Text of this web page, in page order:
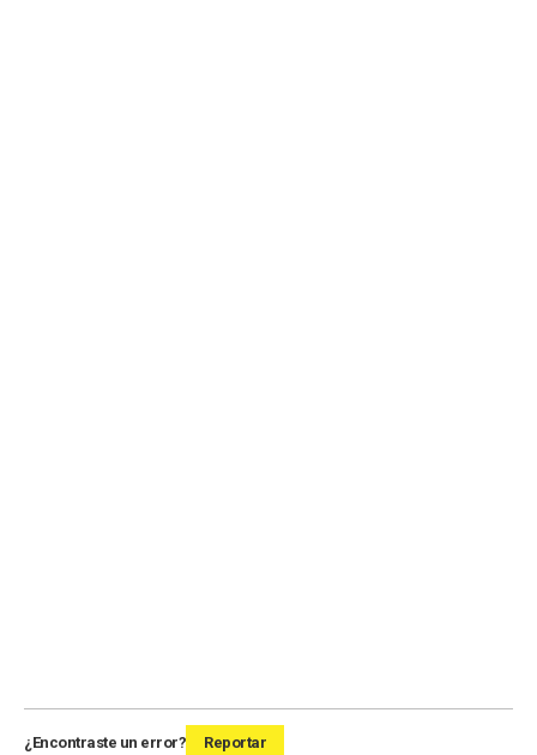
¿Encontraste un error? Reportar